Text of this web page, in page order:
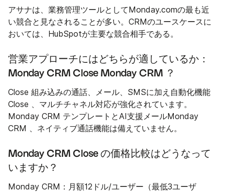
アサナは、業務管理ツールとしてMonday.comの最も近
い競合と見なされることが多い。CRMのユースケースに
おいては、HubSpotが主要な競合相手である。
営業アプローチにはどちらが適しているか：
Monday CRM Close Monday CRM ？
Close 組み込みの通話、メール、SMSに加え自動化機能
Close 、マルチチャネル対応が強化されています。
Monday CRM テンプレートとAI支援メールMonday
CRM 、ネイティブ通話機能は備えていません。
Monday CRM Close の価格比較はどうなって
いますか？
Monday CRM：月額12ドル/ユーザー（最低3ユーザ